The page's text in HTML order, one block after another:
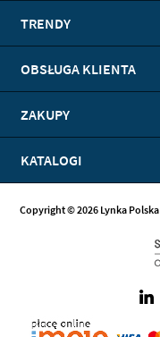
TRENDY
OBSŁUGA KLIENTA
ZAKUPY
KATALOGI
Copyright © 2026 Lynka Polska